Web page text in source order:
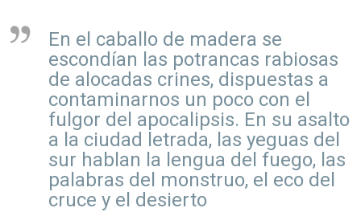
En el caballo de madera se
escondían las potrancas rabiosas
de alocadas crines, dispuestas a
contaminarnos un poco con el
fulgor del apocalipsis. En su asalto
a la ciudad letrada, las yeguas del
sur hablan la lengua del fuego, las
palabras del monstruo, el eco del
cruce y el desierto